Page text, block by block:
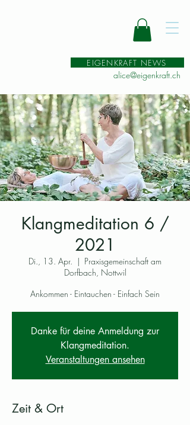
EIGENKRAFT NEWS
alice@eigenkraft.ch
Klangmeditation 6 /
2021
Di., 13. Apr.
  |
Praxisgemeinschaft am
Dorfbach, Nottwil
Ankommen - Eintauchen - Einfach Sein
Danke für deine Anmeldung zur
Klangmeditation.
Veranstaltungen ansehen
Zeit & Ort